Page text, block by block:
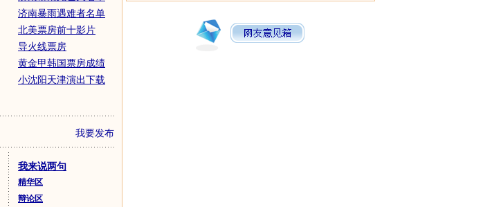
济南暴雨遇难者名单
北美票房前十影片
导火线票房
黄金甲韩国票房成绩
小沈阳天津演出下载
我要发布
我来说两句
精华区
辩论区